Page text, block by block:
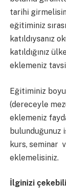
tarihi
eğitiminiz
katıldıysanız
katıldığınız
eklemeniz
Eğitiminiz
(dereceyle
eklemeniz
bulunduğunuz
kurs, seminar
eklemelisiniz.
İlginizi